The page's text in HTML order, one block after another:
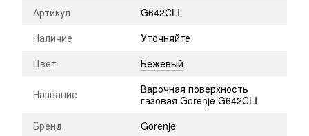
Артикул
G642CLI
Наличие
Уточняйте
Цвет
Бежевый
Название
Варочная поверхность
газовая Gorenje G642CLI
Бренд
Gorenje